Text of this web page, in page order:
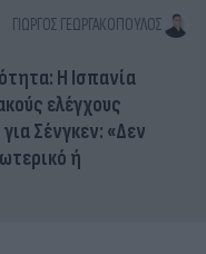
ΓΙΏΡΓΟΣ ΓΕΩΡΓΑΚΌΠΟΥΛΟΣ
Η Ισπανία
ελέγχους
Σένγκεν: «Δεν
ή